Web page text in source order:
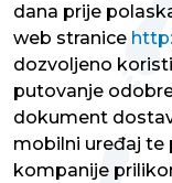
dana prije
web stranice
dozvoljeno
putovanje
dokument
mobilni uređaj te
kompanije